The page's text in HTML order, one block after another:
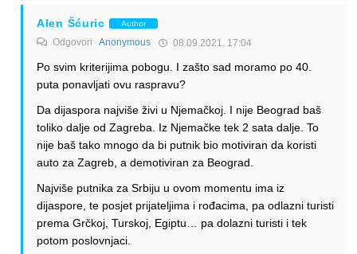
Alen Šćuric Author
Odgovori Anonymous 08.09.2021. 17:04
Po svim kriterijima pobogu. I zašto sad moramo po 40.
puta ponavljati ovu raspravu?
Da dijaspora najviše živi u Njemačkoj. I nije Beograd baš
toliko dalje od Zagreba. Iz Njemačke tek 2 sata dalje. To
nije baš tako mnogo da bi putnik bio motiviran da koristi
auto za Zagreb, a demotiviran za Beograd.
Najviše putnika za Srbiju u ovom momentu ima iz
dijaspore, te posjet prijateljima i rođacima, pa odlazni turisti
prema Grčkoj, Turskoj, Egiptu… pa dolazni turisti i tek
potom poslovnjaci.